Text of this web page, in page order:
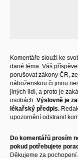
Komentáře slouží ke
dané téma. Váš
porušovat zákony ČR,
náboženskou či jinou
jiných lidí, a proto je
osobách. Výslovně je
lékařský předpis.
upozornění odstranit
Do komentářů prosím
pokud potřebujete
Děkujeme za pochopení.